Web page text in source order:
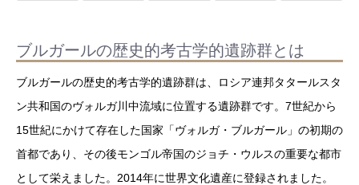
ブルガールの歴史的考古学的遺跡群とは
ブルガールの歴史的考古学的遺跡群は、ロシア連邦タタールスタ
ン共和国のヴォルガ川中流域に位置する遺跡群です。7世紀から
15世紀にかけて存在した国家「ヴォルガ・ブルガール」の初期の
首都であり、その後モンゴル帝国のジョチ・ウルスの重要な都市
として栄えました。2014年に世界文化遺産に登録されました。